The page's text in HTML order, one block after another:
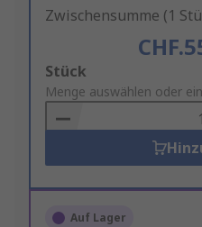
Zwischensumme (1
Add
to
Basket
Stück
Menge auswählen oder
Auf Lager